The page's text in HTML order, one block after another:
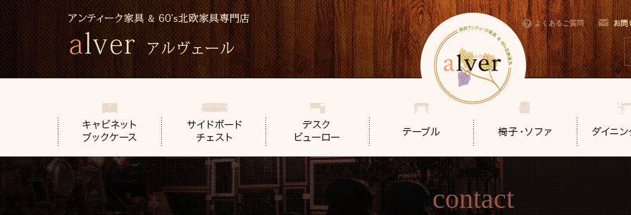
よくあるご質問
contact